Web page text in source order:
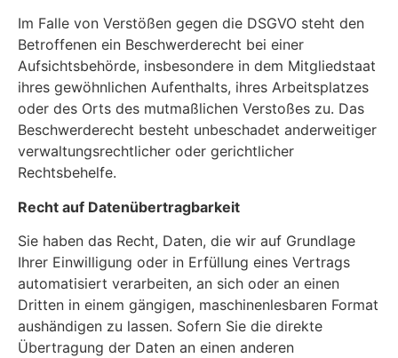
Im Falle von Verstößen gegen die DSGVO steht den
Betroffenen ein Beschwerderecht bei einer
Aufsichtsbehörde, insbesondere in dem Mitgliedstaat
ihres gewöhnlichen Aufenthalts, ihres Arbeitsplatzes
oder des Orts des mutmaßlichen Verstoßes zu. Das
Beschwerderecht besteht unbeschadet anderweitiger
verwaltungsrechtlicher oder gerichtlicher
Rechtsbehelfe.
Recht auf Datenübertragbarkeit
Sie haben das Recht, Daten, die wir auf Grundlage
Ihrer Einwilligung oder in Erfüllung eines Vertrags
automatisiert verarbeiten, an sich oder an einen
Dritten in einem gängigen, maschinenlesbaren Format
aushändigen zu lassen. Sofern Sie die direkte
Übertragung der Daten an einen anderen